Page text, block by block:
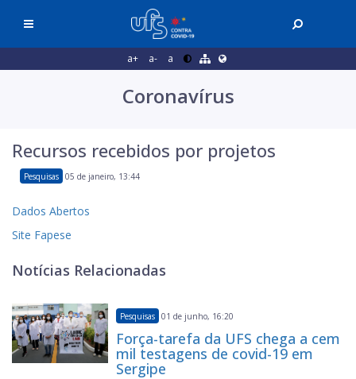
a+ a- a
Coronavírus
Recursos recebidos por projetos
Pesquisas 05 de janeiro, 13:44
Dados Abertos
Site Fapese
Notícias Relacionadas
Pesquisas 01 de junho, 16:20
Força-tarefa da UFS chega a cem
mil testagens de covid-19 em
Sergipe